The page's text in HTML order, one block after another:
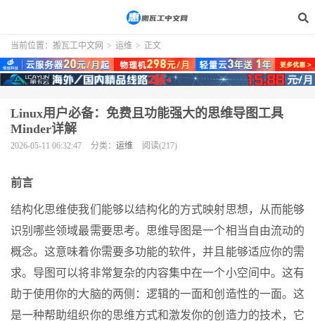
当前位置： 搬瓦工中文网 > 运维 > 正文
Linux用户必备：免费且功能强大的思维导图工具
Minder详解
2026-05-11 06:32:47 分类： 运维 阅读(217)
前言
结构化思维使我们能够以结构化的方式映射思想，从而能够
识别哪些领域最需要思考。思维导图是一个相当自由流动的
概念。这意味着你需要多功能的软件，并且能够适应你的需
求。导图可以将非常复杂的内容集中在一个小空间中。这有
助于使用你的大脑的两侧：逻辑的一面和创造性的一面。这
是一种帮助组织你的思维方式和激发你的创造力的技术，它